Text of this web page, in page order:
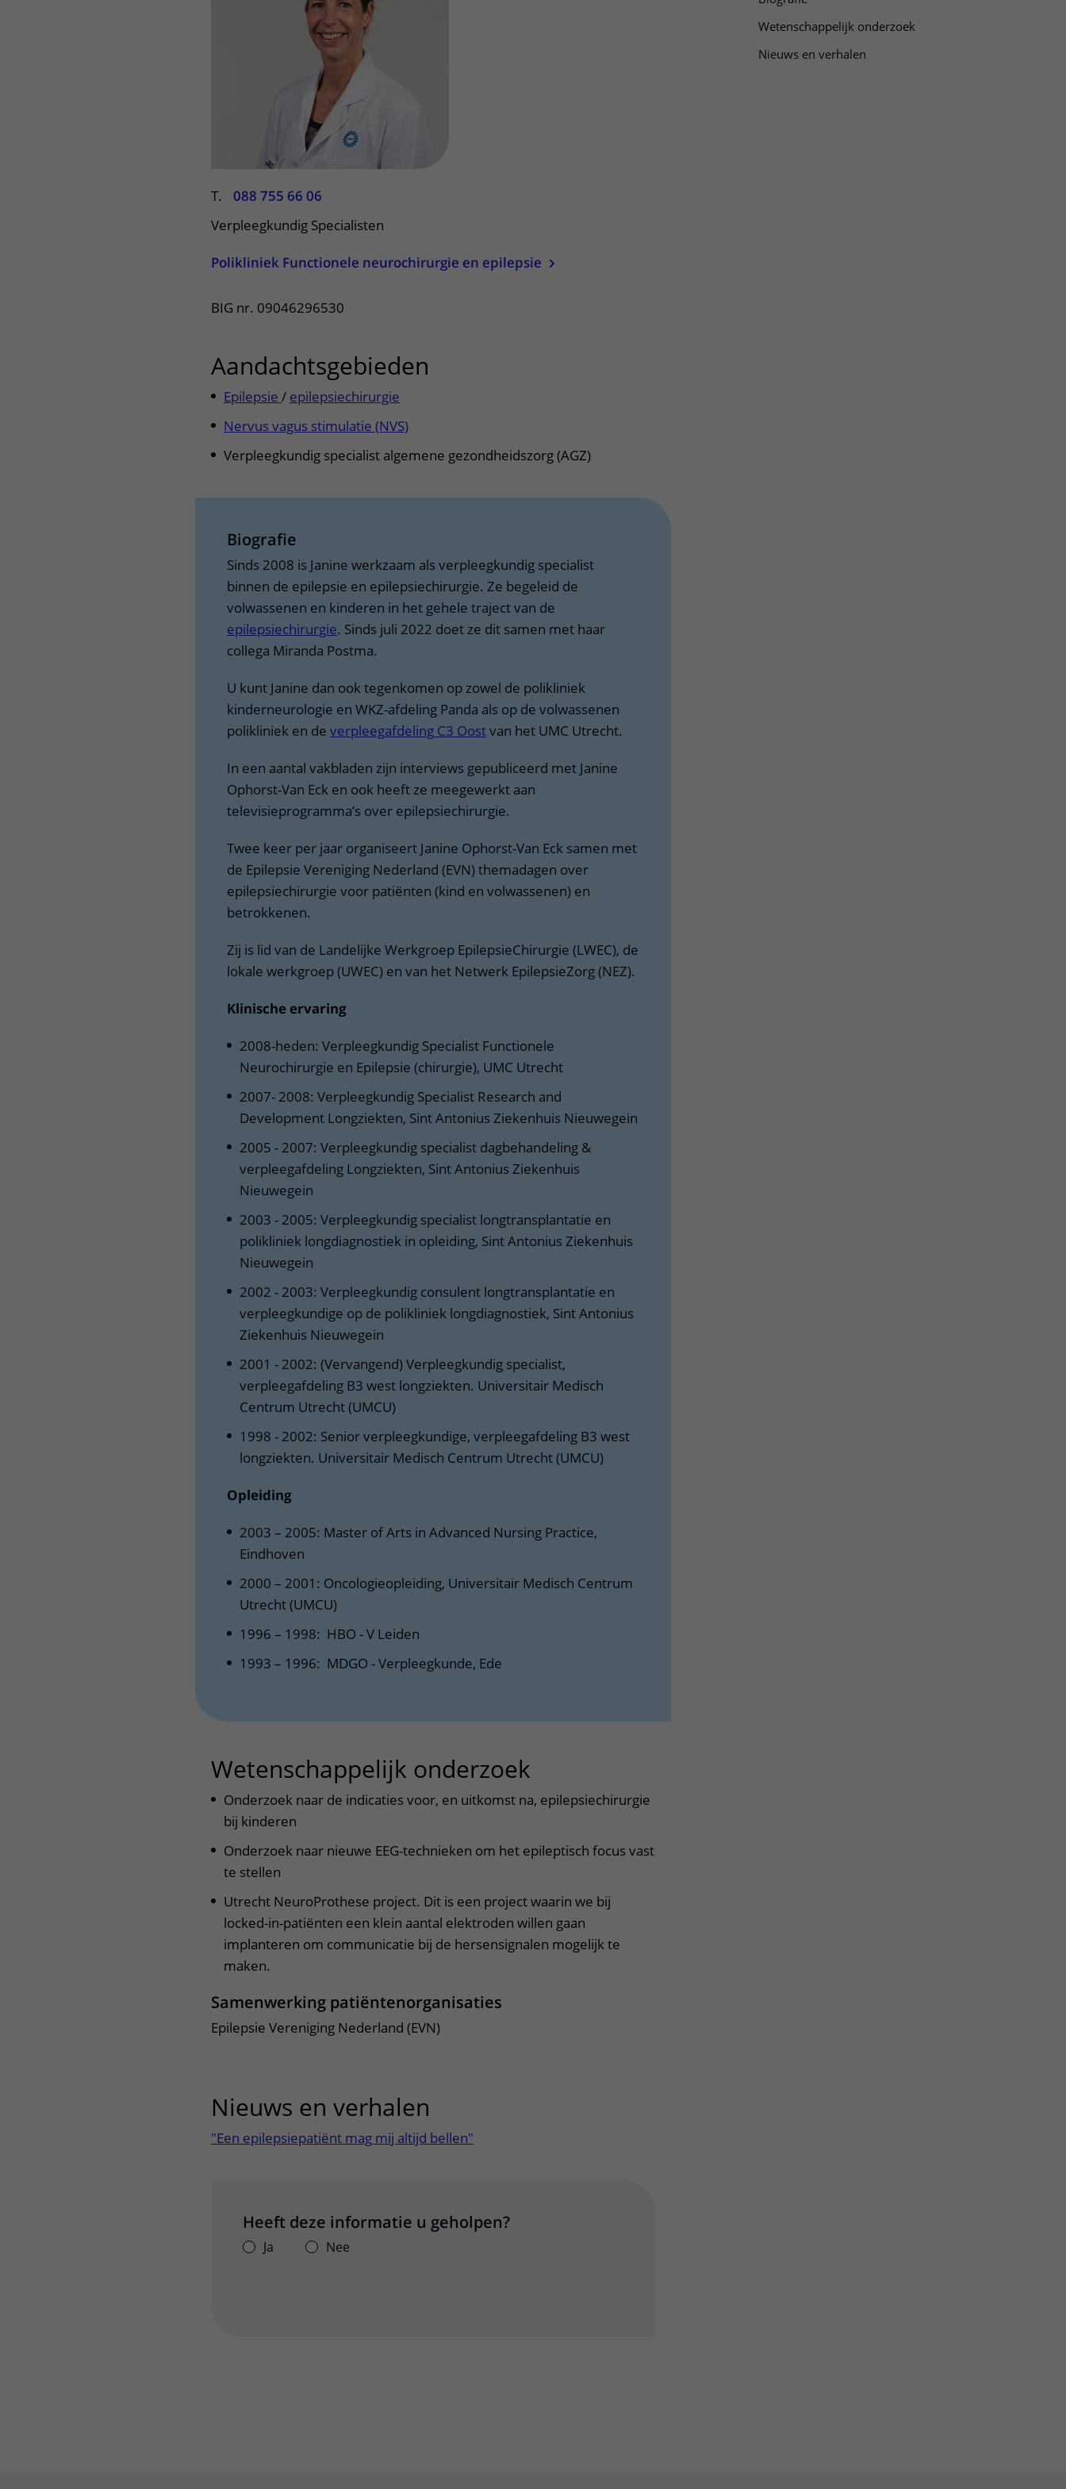
Wijzigen patiëntgegevens
Wetenschappelijk onderzoek
Nieuws en verhalen
T.
088 755 66 06
Verpleegkundig Specialisten
Polikliniek Functionele neurochirurgie en epilepsie
BIG nr. 09046296530
Aandachtsgebieden
Epilepsie / epilepsiechirurgie
Nervus vagus stimulatie (NVS)
Verpleegkundig specialist algemene gezondheidszorg (AGZ)
Biografie
Sinds 2008 is Janine werkzaam als verpleegkundig specialist
binnen de epilepsie en epilepsiechirurgie. Ze begeleid de
volwassenen en kinderen in het gehele traject van de
epilepsiechirurgie. Sinds juli 2022 doet ze dit samen met haar
collega Miranda Postma.
U kunt Janine dan ook tegenkomen op zowel de polikliniek
kinderneurologie en WKZ-afdeling Panda als op de volwassenen
polikliniek en de verpleegafdeling C3 Oostvan het UMC Utrecht.
In een aantal vakbladen zijn interviews gepubliceerd met Janine
Ophorst-Van Eck en ook heeft ze meegewerkt aan
televisieprogramma’s over epilepsiechirurgie.
Twee keer per jaar organiseert Janine Ophorst-Van Eck samen met
de Epilepsie Vereniging Nederland (EVN) themadagen over
epilepsiechirurgie voor patiënten (kind en volwassenen) en
betrokkenen.
Zij is lid van de Landelijke Werkgroep EpilepsieChirurgie (LWEC), de
lokale werkgroep (UWEC) en van het Netwerk EpilepsieZorg (NEZ).
Klinische ervaring
2008-heden: Verpleegkundig Specialist Functionele
Neurochirurgie en Epilepsie (chirurgie), UMC Utrecht
2007- 2008: Verpleegkundig Specialist Research and
Development Longziekten, Sint Antonius Ziekenhuis Nieuwegein
2005 - 2007: Verpleegkundig specialist dagbehandeling &
verpleegafdeling Longziekten, Sint Antonius Ziekenhuis
Nieuwegein
2003 - 2005: Verpleegkundig specialist longtransplantatie en
polikliniek longdiagnostiek in opleiding, Sint Antonius Ziekenhuis
Nieuwegein
2002 - 2003: Verpleegkundig consulent longtransplantatie en
verpleegkundige op de polikliniek longdiagnostiek, Sint Antonius
Ziekenhuis Nieuwegein
2001 - 2002: (Vervangend) Verpleegkundig specialist,
verpleegafdeling B3 west longziekten. Universitair Medisch
Centrum Utrecht (UMCU)
1998 - 2002: Senior verpleegkundige, verpleegafdeling B3 west
longziekten. Universitair Medisch Centrum Utrecht (UMCU)
Opleiding
2003 – 2005: Master of Arts in Advanced Nursing Practice,
Eindhoven
2000 – 2001: Oncologieopleiding, Universitair Medisch Centrum
Utrecht (UMCU)
1996 – 1998: HBO - V Leiden
1993 – 1996: MDGO - Verpleegkunde, Ede
Wetenschappelijk onderzoek
Onderzoek naar de indicaties voor, en uitkomst na, epilepsiechirurgie
bij kinderen
Onderzoek naar nieuwe EEG-technieken om het epileptisch focus vast
te stellen
Utrecht NeuroProthese project. Dit is een project waarin we bij
locked-in-patiënten een klein aantal elektroden willen gaan
implanteren om communicatie bij de hersensignalen mogelijk te
maken.
Samenwerking patiëntenorganisaties
Epilepsie Vereniging Nederland (EVN)
Nieuws en verhalen
"Een epilepsiepatiënt mag mij altijd bellen"
Heeft deze informatie u geholpen?
Ja Nee